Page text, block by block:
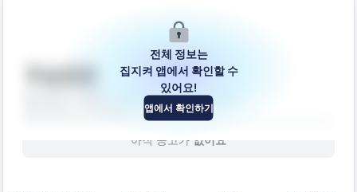
울산광역시 울주군 온산읍 서영남3길 16-9
아직 공고가 없어요
전체 정보는
집지켜 앱에서 확인할 수
있어요!
앱에서 확인하기